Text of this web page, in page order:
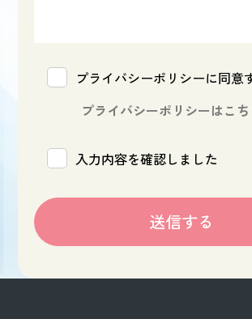
プライバシーポリシーに同意
プライバシーポリシーはこち
入力内容を確認しました